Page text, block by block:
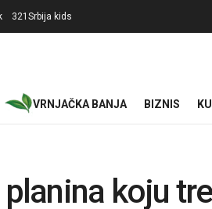
321Srbija kids
VRNJAČKA BANJA BIZNIS
koju